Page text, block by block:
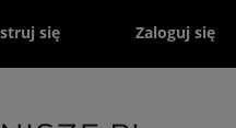
się Zaloguj się